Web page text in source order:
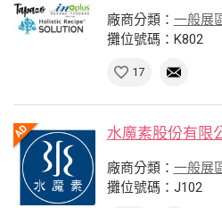
廠商分類： 一般展
攤位號碼：K802
17
水魔素股份有限
廠商分類： 一般展
攤位號碼：J102